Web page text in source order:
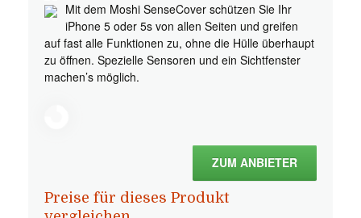
Mit dem Moshi SenseCover schützen Sie Ihr
iPhone 5 oder 5s von allen Seiten und greifen
auf fast alle Funktionen zu, ohne die Hülle überhaupt
zu öffnen. Spezielle Sensoren und ein Sichtfenster
machen’s möglich.
ZUM ANBIETER
Preise für dieses Produkt